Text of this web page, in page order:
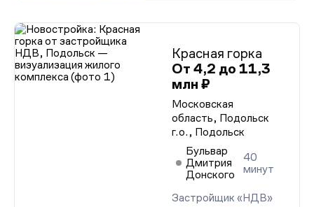
Красная горка
От 4,2 до 11,3
млн ₽
Московская
область, Подольск
г.о., Подольск
Бульвар
Дмитрия
Донского
40
минут
Застройщик «НДВ»